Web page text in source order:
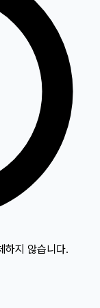
하지 않습니다.